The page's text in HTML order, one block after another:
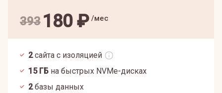
393 180₽ /мес
2 сайта с изоляцией
15ГБ на быстрых NVMe-дисках
2базы данных